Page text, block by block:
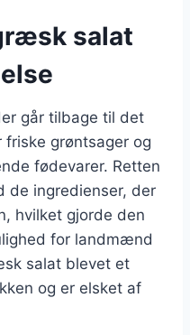
salat
går tilbage til det
grøntsager og
fødevarer. Retten
de ingredienser, der
hvilket gjorde den
for landmænd
salat blevet et
og er elsket af